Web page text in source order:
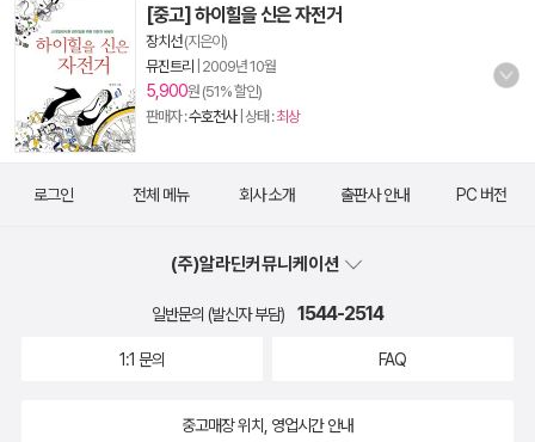
[중고] 하이힐을 신은 자전거
장치선(지은이)
뮤진트리
2009년 10월
5,900원 (51% 할인)
판매자 :수호천사| 상태 :최상
로그인 전체 메뉴 회사 소개 출판사 안내 PC 버전
(주)알라딘커뮤니케이션
일반문의 (발신자 부담) 1544-2514
1:1 문의 FAQ
중고매장 위치, 영업시간 안내